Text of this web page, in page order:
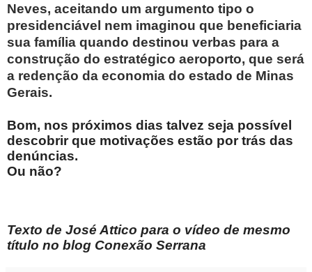
Neves, aceitando um argumento tipo o
presidenciável nem imaginou que beneficiaria
sua família quando destinou verbas para a
construção do estratégico aeroporto, que será
a redenção da economia do estado de Minas
Gerais.
Bom, nos próximos dias talvez seja possível
descobrir que motivações estão por trás das
denúncias.
Ou não?
Texto de José Attico para o vídeo de mesmo
título no blog Conexão Serrana